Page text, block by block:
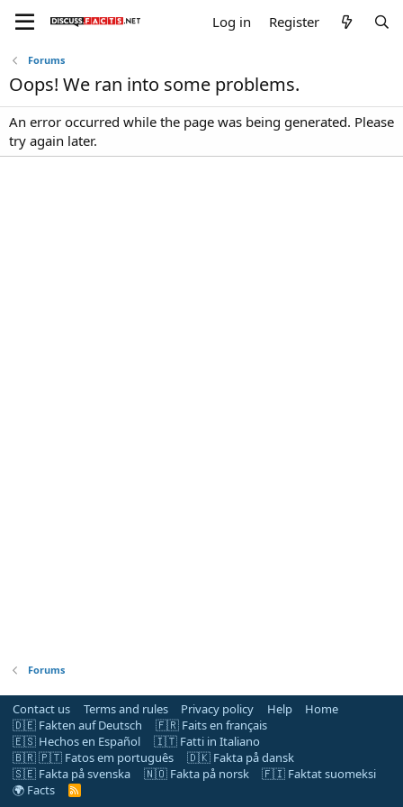
Log in Register
Forums
Oops! We ran into some problems.
An error occurred while the page was being generated. Please
try again later.
Forums
Contact us Terms and rules Privacy policy Help
Home
🇩🇪 Fakten auf Deutsch
🇫🇷 Faits en français
🇪🇸 Hechos en Español
🇮🇹 Fatti in Italiano
🇧🇷 🇵🇹 Fatos em português
🇩🇰 Fakta på dansk
🇸🇪 Fakta på svenska
🇳🇴 Fakta på norsk
🇫🇮 Faktat suomeksi
🌍 Facts
R